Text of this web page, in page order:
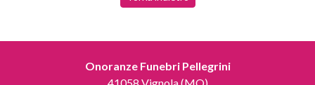
Onoranze Funebri Pellegrini